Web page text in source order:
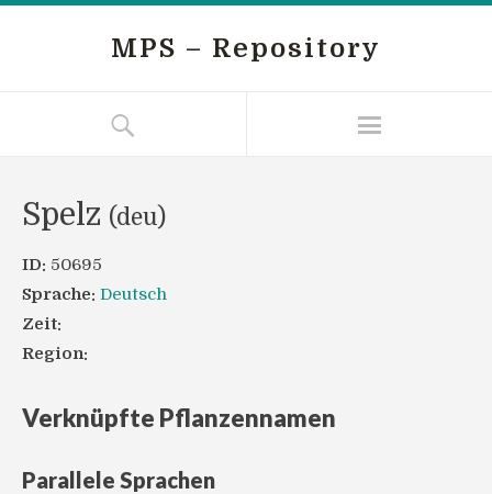
MPS – Repository
Spelz (deu)
ID: 50695
Sprache: Deutsch
Zeit:
Region:
Verknüpfte Pflanzennamen
Parallele Sprachen